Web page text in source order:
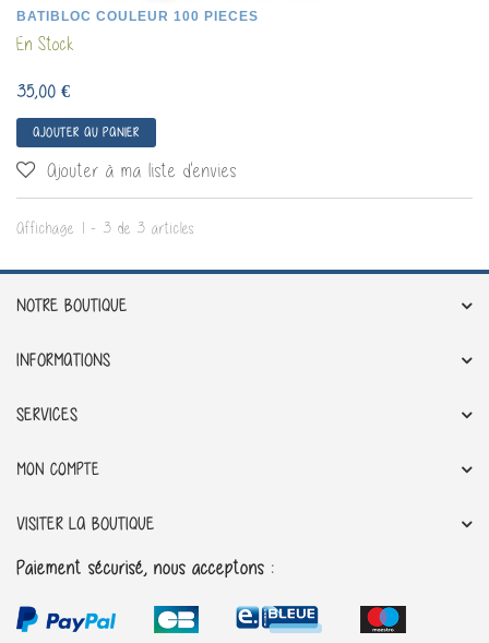
BATIBLOC COULEUR 100 PIECES
En Stock
35,00 €
AJOUTER AU PANIER
Ajouter à ma liste d'envies
Affichage 1 - 3 de 3 articles
NOTRE BOUTIQUE
INFORMATIONS
SERVICES
MON COMPTE
VISITER LA BOUTIQUE
Paiement sécurisé, nous acceptons :